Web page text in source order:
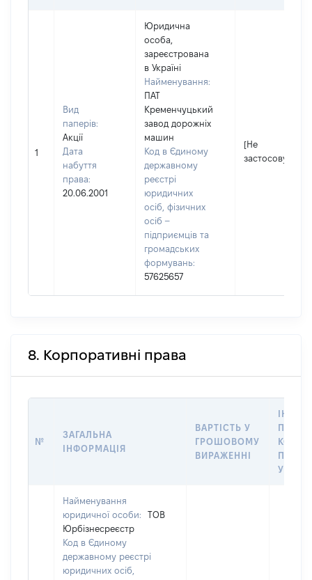
1
Вид
паперів:
Акції
Дата
набуття
права:
20.06.2001
Юридична
особа,
зареєстрована
в Україні
Найменування:
ПАТ
Кременчуцький
завод дорожніх
машин
Код в Єдиному
державному
реєстрі
юридичних
осіб, фізичних
осіб –
підприємців та
громадських
формувань:
57625657
[Не
8. Корпоративні права
№
ЗАГАЛЬНА
ІНФОРМАЦІЯ
ВАРТІСТЬ У
ГРОШОВОМУ
ВИРАЖЕННІ
ПРО
ПРАВ В
Найменування
юридичної особи:
ТОВ
Юрбізнесреєстр
Код в Єдиному
державному реєстрі
юридичних осіб,